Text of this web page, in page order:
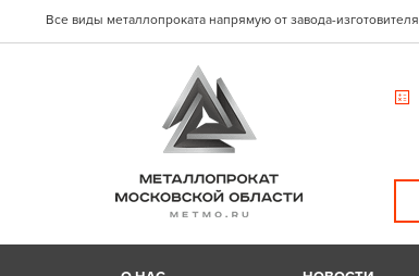
Все виды металлопроката напрямую от завода-изготовителя